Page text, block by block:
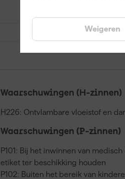
Weigeren
Waarschuwingen (H-zinnen)
H226: Ontvlambare vloeistof en
Waarschuwingen (P-zinnen)
P101: Bij het inwinnen van
etiket ter beschikking houden
P102: Buiten het bereik van